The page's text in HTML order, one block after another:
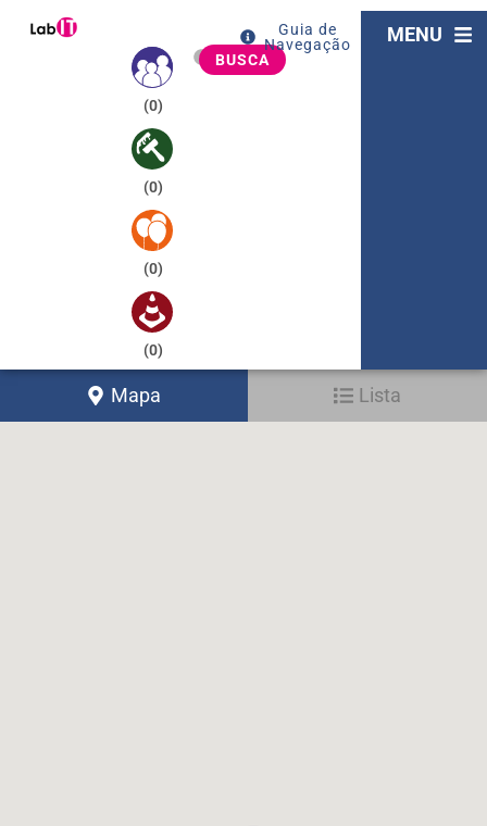
(0)
(0)
(0)
(0)
BUSCA
Guia de
Navegação
MENU
Mapa Lista